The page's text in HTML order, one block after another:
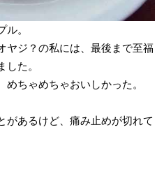
ル。
ヤジ？の私には、最後まで至福
した。
めちゃめちゃおいしかった。
があるけど、痛み止めが切れて